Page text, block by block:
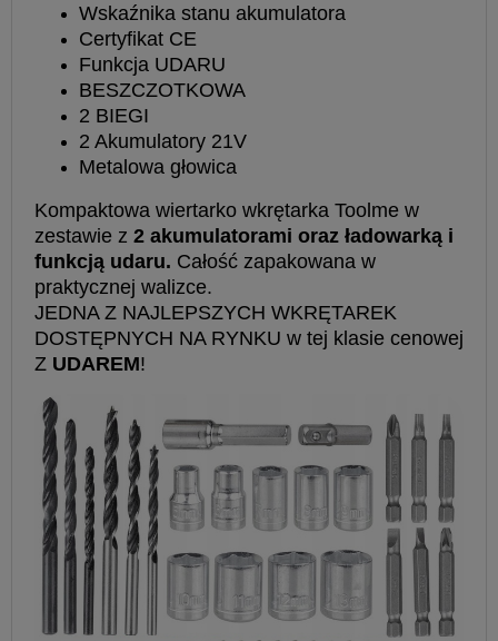
Wskaźnika stanu akumulatora
Certyfikat CE
Funkcja UDARU
BESZCZOTKOWA
2 BIEGI
2 Akumulatory 21V
Metalowa głowica
Kompaktowa wiertarko wkrętarka Toolme w
zestawie z 2 akumulatorami oraz ładowarką i
funkcją udaru. Całość zapakowana w
praktycznej walizce.
JEDNA Z NAJLEPSZYCH WKRĘTAREK
DOSTĘPNYCH NA RYNKU w tej klasie cenowej
Z UDAREM!